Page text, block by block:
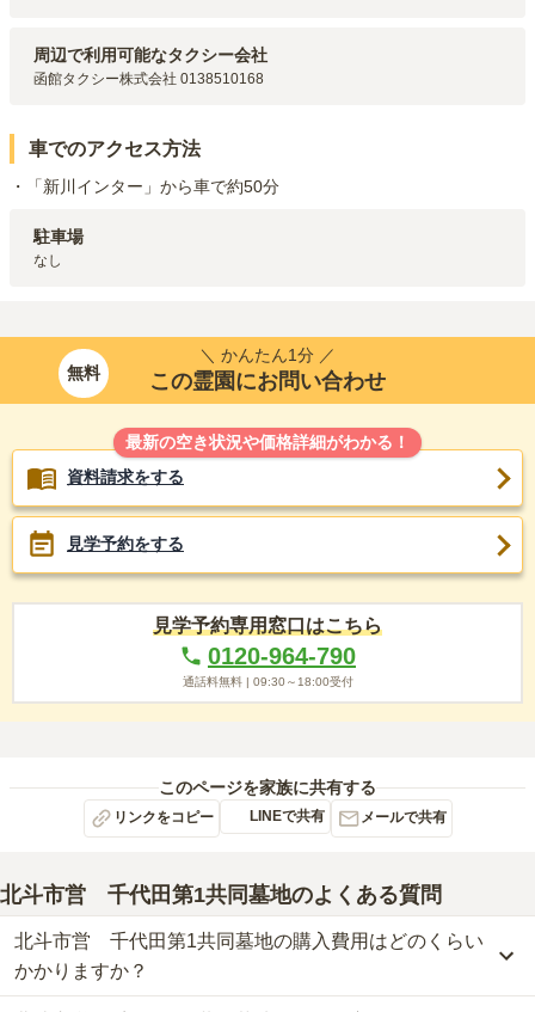
道南いさりび鉄道線
東久根別駅（4.1km
道南いさりび鉄道線
上磯駅（5.7km
周辺で利用可能なタクシー会社
函館タクシー株式会社 0138510168
車でのアクセス方法
・「新川インター」から車で約50分
駐車場
なし
無料
＼ かんたん1分 ／
この霊園にお問い合わせ
最新の空き状況や価格詳細がわかる！
資料請求をする
見学予約をする
見学予約専用窓口はこちら
0120-964-790
通話料無料 | 09:30～18:00受付
このページを家族に共有する
リンクをコピー LINEで共有 メールで共有
北斗市営 千代田第1共同墓地のよくある質問
北斗市営 千代田第1共同墓地の購入費用はどのくらい
かかりますか？